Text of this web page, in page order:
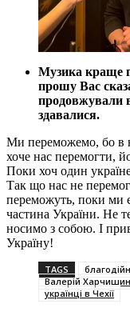
Музика краще
прошу Вас
продовжували
здавалися.
Ми переможемо, бо в
хоче нас перемогти,
Поки хоч один
Так що нас не
переможуть, поки ми
частина України. Не
носимо з собою. І
Україну!
TAGS
Валерій Харчишин
українці в Чехії